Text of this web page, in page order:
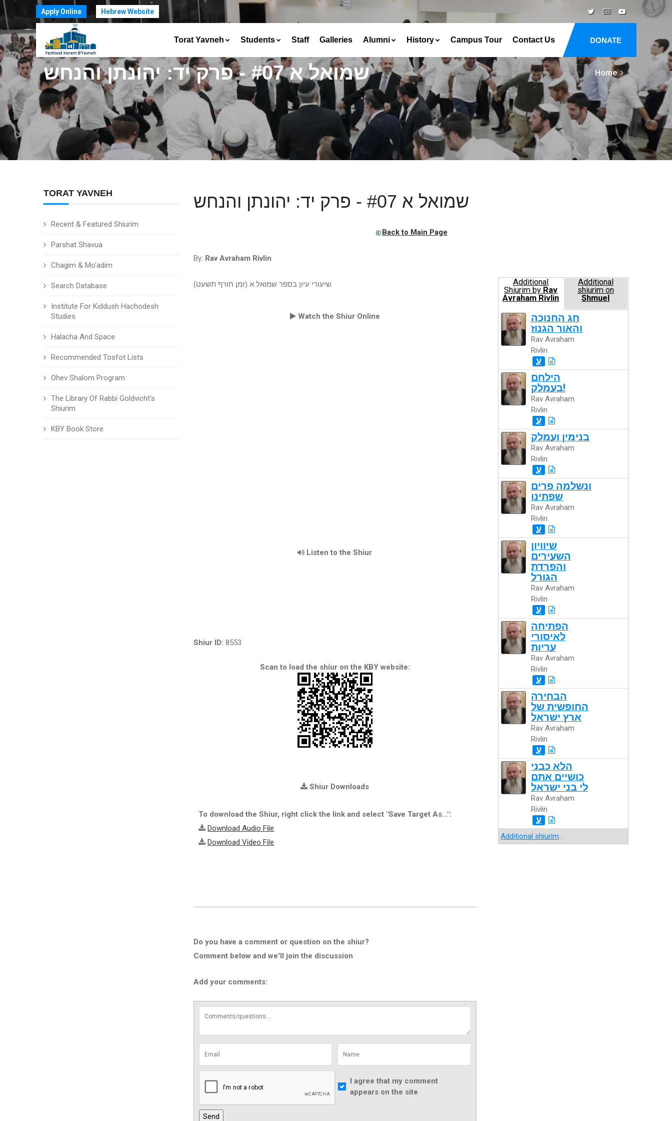
Apply Online Hebrew Website
DONATE
Torat Yavneh Students Staff Galleries Alumni History Campus Tour Contact Us
שמואל א #07 - פרק יד: יהונתן והנחש Home
TORAT YAVNEH
Recent & Featured Shiurim
Parshat Shavua
Chagim & Mo'adim
Search Database
Institute For Kiddush Hachodesh
Studies
Halacha And Space
Recommended Tosfot Lists
Ohev Shalom Program
The Library Of Rabbi Goldvicht's
Shiurim
KBY Book Store
שמואל א #07 - פרק יד: יהונתן והנחש
Back to Main Page
By: Rav Avraham Rivlin
שיעורי עיון בספר שמואל א (זמן חורף תשעט)
Watch the Shiur Online
Listen to the Shiur
Shiur ID: 8553
Scan to load the shiur on the KBY website:
Shiur Downloads
To download the Shiur, right click the link and select "Save Target As...":
Download Audio File
Download Video File
Do you have a comment or question on the shiur?
Comment below and we'll join the discussion
Add your comments:
I agree that my comment
appears on the site
Additional
Shiurim by Rav
Avraham Rivlin
Additional
shiurim on
Shmuel
חג החנוכה
והאור הגנוז
Rav Avraham
Rivlin
ע
הילחם
בעמלק!
Rav Avraham
Rivlin
ע
בנימין ועמלק
Rav Avraham
Rivlin
ע
ונשלמה פרים
שפתינו
Rav Avraham
Rivlin
ע
שיוויון
השעירים
והפרדת
הגורל
Rav Avraham
Rivlin
ע
הפתיחה
לאיסורי
עריות
Rav Avraham
Rivlin
ע
הבחירה
החופשית של
ארץ ישראל
Rav Avraham
Rivlin
ע
הלא כבני
כושיים אתם
לי בני ישראל
Rav Avraham
Rivlin
ע
Additional shiurim...